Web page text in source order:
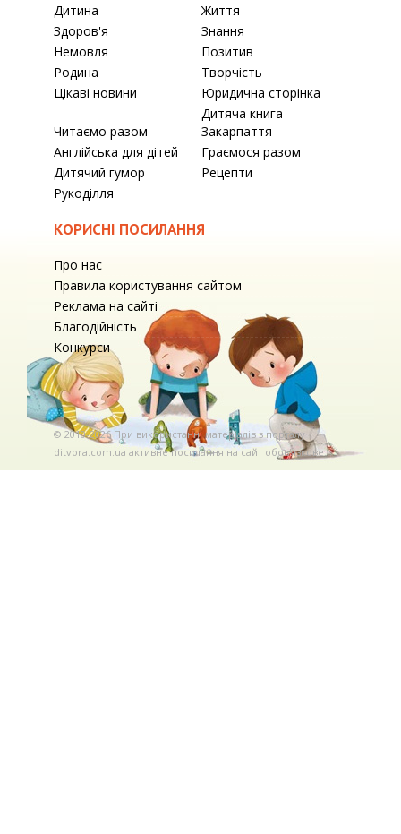
Дитина
Життя
Здоров'я
Знання
Немовля
Позитив
Родина
Творчість
Цікаві новини
Юридична сторінка
Читаємо разом
Дитяча книга
Закарпаття
Англійська для дітей
Граємося разом
Дитячий гумор
Рецепти
Рукоділля
КОРИСНІ ПОСИЛАННЯ
Про нас
Правила користування сайтом
Реклама на сайті
Благодійність
Конкурси
© 2010-2026 При використаннi матерiалiв з порталу
ditvora.com.ua активне посилання на сайт обов'язкове. .